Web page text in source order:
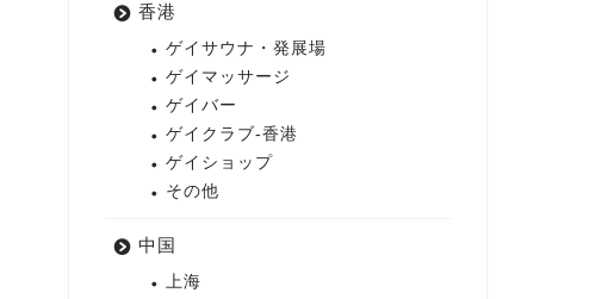
香港
ゲイサウナ・発展場
ゲイマッサージ
ゲイバー
ゲイクラブ-香港
ゲイショップ
その他
中国
上海